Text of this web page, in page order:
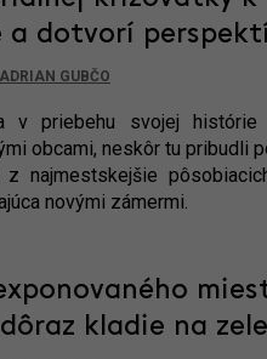
a dotvorí
ADRIAN GUBČO
v priebehu svojej
obcami, neskôr tu pribudli
z najmestskejšie
novými zámermi.
kladie na